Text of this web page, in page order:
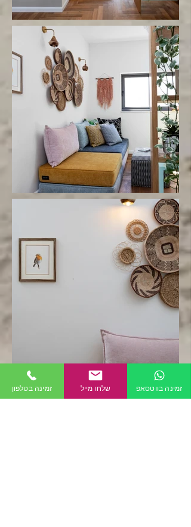
זמינה בטלפון שלחו מייל זמינה בווטסאפ